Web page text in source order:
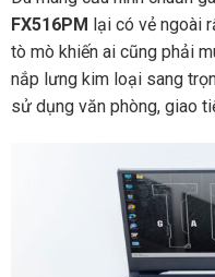
FX516PM lại có vẻ ngoài
tò mò khiến ai cũng phải
nắp lưng kim loại sang
sử dụng văn phòng, giao